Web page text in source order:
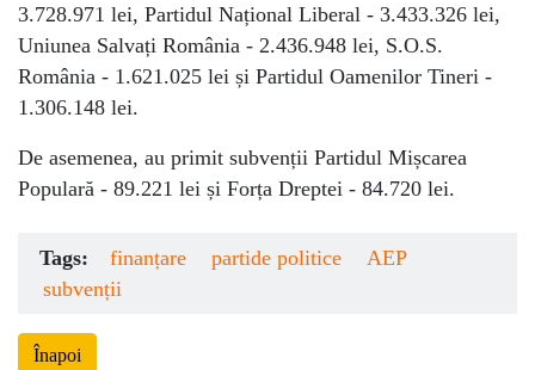
3.728.971 lei, Partidul Național Liberal - 3.433.326 lei,
Uniunea Salvați România - 2.436.948 lei, S.O.S.
România - 1.621.025 lei și Partidul Oamenilor Tineri -
1.306.148 lei.
De asemenea, au primit subvenții Partidul Mișcarea
Populară - 89.221 lei și Forța Dreptei - 84.720 lei.
Tags: finanțare partide politice
AEP
subvenții
Înapoi